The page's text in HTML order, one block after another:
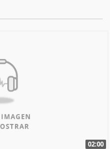
02:00